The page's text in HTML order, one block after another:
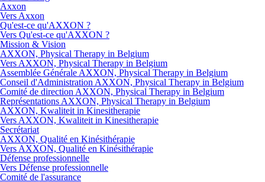
Axxon
Vers Axxon
Qu'est-ce qu'AXXON ?
Vers Qu'est-ce qu'AXXON ?
Mission & Vision
AXXON, Physical Therapy in Belgium
Vers AXXON, Physical Therapy in Belgium
Assemblée Générale AXXON, Physical Therapy in Belgium
Conseil d'Administration AXXON, Physical Therapy in Belgium
Comité de direction AXXON, Physical Therapy in Belgium
Représentations AXXON, Physical Therapy in Belgium
AXXON, Kwaliteit in Kinesitherapie
Vers AXXON, Kwaliteit in Kinesitherapie
Secrétariat
AXXON, Qualité en Kinésithérapie
Vers AXXON, Qualité en Kinésithérapie
Défense professionnelle
Vers Défense professionnelle
Comité de l'assurance